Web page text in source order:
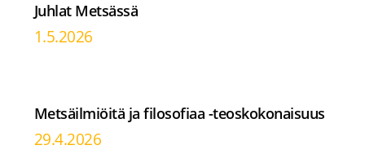
Juhlat Metsässä
1.5.2026
Metsäilmiöitä ja filosofiaa -teoskokonaisuus
29.4.2026